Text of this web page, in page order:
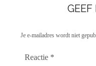
GEEF
Je e-mailadres wordt niet
Reactie *